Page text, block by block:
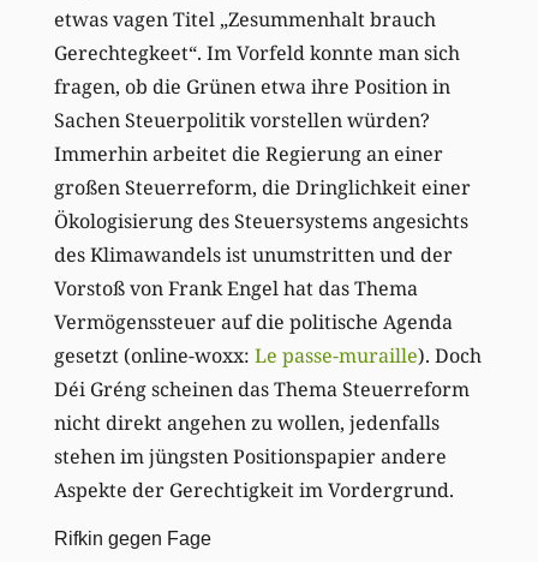
etwas vagen Titel „Zesummenhalt brauch
Gerechtegkeet“. Im Vorfeld konnte man sich
fragen, ob die Grünen etwa ihre Position in
Sachen Steuerpolitik vorstellen würden?
Immerhin arbeitet die Regierung an einer
großen Steuerreform, die Dringlichkeit einer
Ökologisierung des Steuersystems angesichts
des Klimawandels ist unumstritten und der
Vorstoß von Frank Engel hat das Thema
Vermögenssteuer auf die politische Agenda
gesetzt (online-woxx: Le passe-muraille). Doch
Déi Gréng scheinen das Thema Steuerreform
nicht direkt angehen zu wollen, jedenfalls
stehen im jüngsten Positionspapier andere
Aspekte der Gerechtigkeit im Vordergrund.
Rifkin gegen Fage